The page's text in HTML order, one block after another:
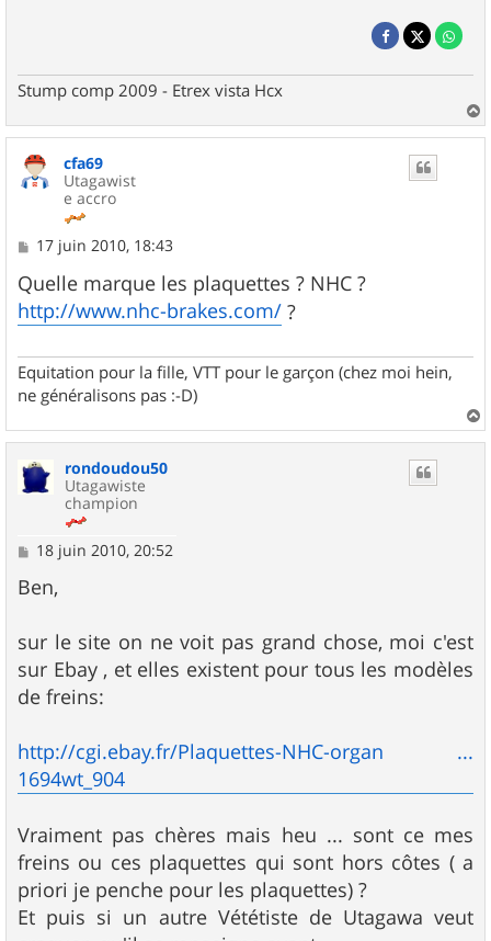
Stump comp 2009 - Etrex vista Hcx
a
cfa69
Utagawist
e accro
M
s
s
a
g
17 juin 2010, 18:43
Quelle marque les plaquettes ? NHC ?
http://www.nhc-brakes.com/ ?
Equitation pour la fille, VTT pour le garçon (chez moi hein,
ne généralisons pas :-D)
a
rondoudou50
Utagawiste
champion
M
s
s
g
e
18 juin 2010, 20:52
Ben,
sur le site on ne voit pas grand chose, moi c'est
sur Ebay , et elles existent pour tous les modèles
de freins:
http://cgi.ebay.fr/Plaquettes-NHC-organ ...
1694wt_904
Vraiment pas chères mais heu ... sont ce mes
freins ou ces plaquettes qui sont hors côtes ( a
priori je penche pour les plaquettes) ?
Et puis si un autre Vététiste de Utagawa veut